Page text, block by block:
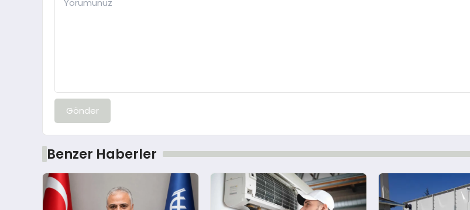
Gönder
Benzer Haberler